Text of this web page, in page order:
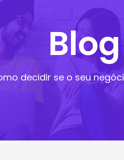
Blog
decidir se o seu